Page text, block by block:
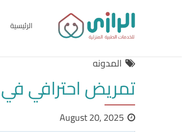
الرئيسية
المدونه
تمريض احترافي
August 20, 2025